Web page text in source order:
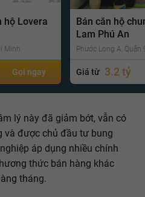
hộ Lovera
Minh
Gọi ngay
Bán căn hộ
Lam Phú An
Phước Long A, Quận
Giá từ 3.2 tỷ
lý này đã giảm bớt, vẫn có
và được chủ đầu tư bung
áp dụng nhiều chính
thức bán hàng khác
tháng.